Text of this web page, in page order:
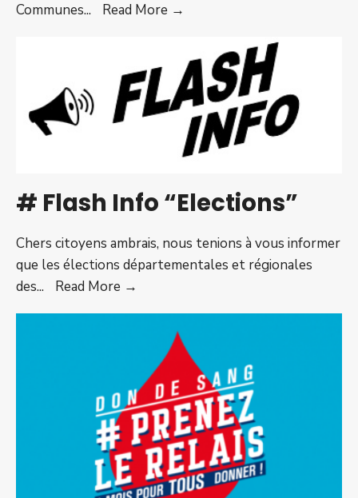
Communes... Read More →
Projet
de
territoire
Tarn-
Agout
# Flash Info “Elections”
Chers citoyens ambrais, nous tenions à vous informer
que les élections départementales et régionales
des... Read More →
“Elections”